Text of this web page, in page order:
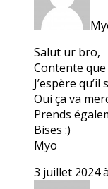
Salut ur bro,
Contente
J’espère
Oui ça va
Prends
Bises :)
Myo
3 juillet 2024